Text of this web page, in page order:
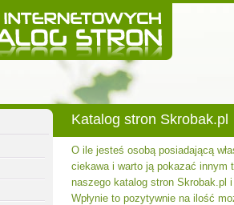
Katalog stron Skrobak.pl
O ile jesteś osobą posiadającą
ciekawa i warto ją pokazać innym
naszego katalog stron Skrobak.pl
Wpłynie to pozytywnie na ilość